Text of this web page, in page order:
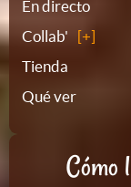
En directo
Collab'
Tienda
Qué ver
Cómo